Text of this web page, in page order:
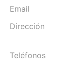
Email
Dirección
Teléfonos